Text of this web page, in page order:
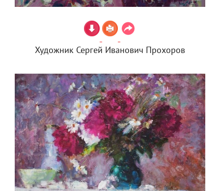
Художник Сергей Иванович Прохоров